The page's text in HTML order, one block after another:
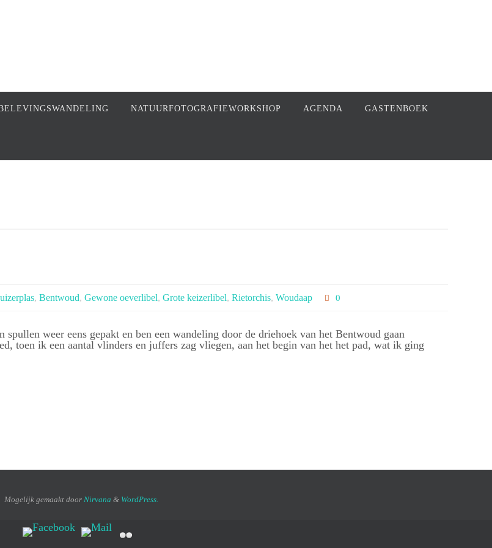
NATUURFOTOGRAFIEWORKSHOP AGENDA GASTENBOEK
, Bentwoud, Gewone oeverlibel, Grote keizerlibel, Rietorchis, Woudaap 0
weer eens gepakt en ben een wandeling door de driehoek van het Bentwoud gaan
toen ik een aantal vlinders en juffers zag vliegen, aan het begin van het het pad, wat ik ging
Mogelijk gemaakt door Nirvana & WordPress.